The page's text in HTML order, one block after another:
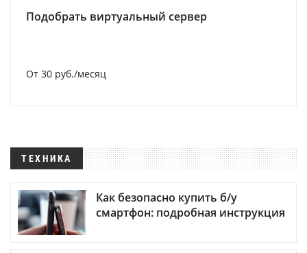
Подобрать виртуальный сервер
От 30 руб./месяц
ТЕХНИКА
Как безопасно купить б/у
смартфон: подробная инструкция